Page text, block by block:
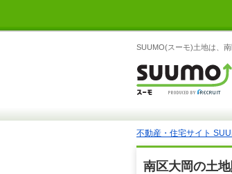
SUUMO(スーモ)土地は、
不動産・住宅サイト
南区大岡の土